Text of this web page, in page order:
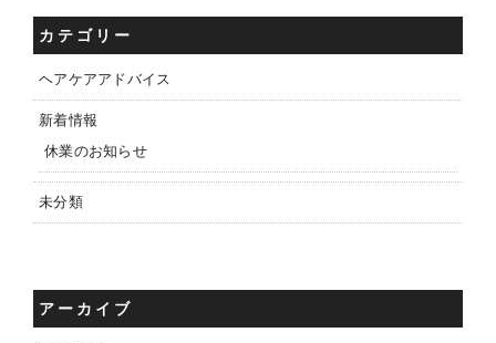
カテゴリー
ヘアケアアドバイス
新着情報
休業のお知らせ
未分類
アーカイブ